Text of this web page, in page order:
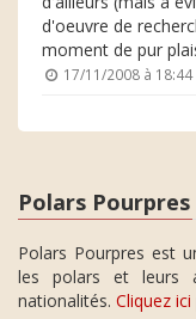
d'oeuvre de
moment de pur
17/11/2008 à 18:44
Polars Pourpres
Polars Pourpres est
les polars et leurs
nationalités. Cliquez ici